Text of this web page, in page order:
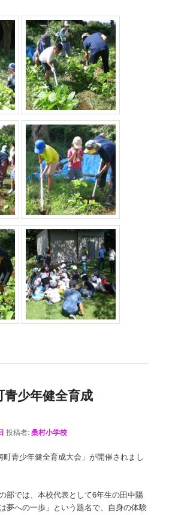
少年健全育成
投稿者:桑村小学校
青少年健全育成大会」が開催されまし
部では、本校代表として6年生の田中陽
夢への一歩」という題名で、自身の体験